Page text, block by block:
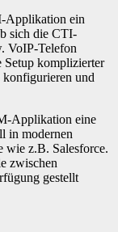
Applikation ein
sich die CTI-
VoIP-Telefon
Setup komplizierter
konfigurieren und
Applikation eine
in modernen
wie z.B. Salesforce.
zwischen
gestellt